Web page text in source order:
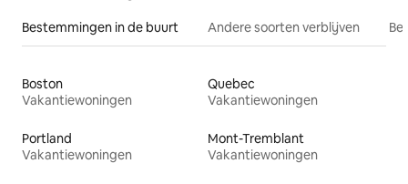
Bestemmingen in de buurt Andere soorten verblijven
Boston
Vakantiewoningen
Quebec
Vakantiewoningen
Portland
Vakantiewoningen
Mont-Tremblant
Vakantiewoningen